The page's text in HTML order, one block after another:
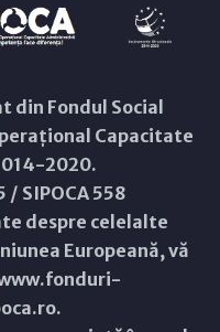
din Fondul Social
Capacitate
2020.
/ SIPOCA 558
despre celelalte
Europeană, vă
.